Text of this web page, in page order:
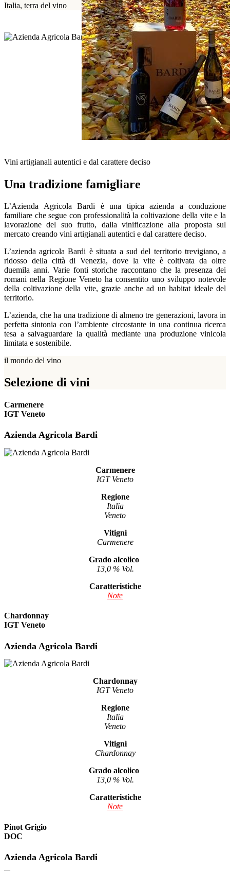
Italia, terra del vino
Vini artigianali autentici e dal carattere deciso
Una tradizione famigliare
L’Azienda Agricola Bardi è una tipica azienda a conduzione
familiare che segue con professionalità la coltivazione della vite e la
lavorazione del suo frutto, dalla vinificazione alla proposta sul
mercato creando vini artigianali autentici e dal carattere deciso.
L’azienda agricola Bardi è situata a sud del territorio trevigiano, a
ridosso della città di Venezia, dove la vite è coltivata da oltre
duemila anni. Varie fonti storiche raccontano che la presenza dei
romani nella Regione Veneto ha consentito uno sviluppo notevole
della coltivazione della vite, grazie anche ad un habitat ideale del
territorio.
L’azienda, che ha una tradizione di almeno tre generazioni, lavora in
perfetta sintonia con l’ambiente circostante in una continua ricerca
tesa a salvaguardare la qualità mediante una produzione vinicola
limitata e sostenibile.
il mondo del vino
Selezione di vini
Carmenere
IGT Veneto
Azienda Agricola Bardi
Carmenere
IGT Veneto
Regione
Italia
Veneto
Vitigni
Carmenere
Grado alcolico
13,0 % Vol.
Caratteristiche
Note
Chardonnay
IGT Veneto
Azienda Agricola Bardi
Chardonnay
IGT Veneto
Regione
Italia
Veneto
Vitigni
Chardonnay
Grado alcolico
13,0 % Vol.
Caratteristiche
Note
Pinot Grigio
DOC
Azienda Agricola Bardi